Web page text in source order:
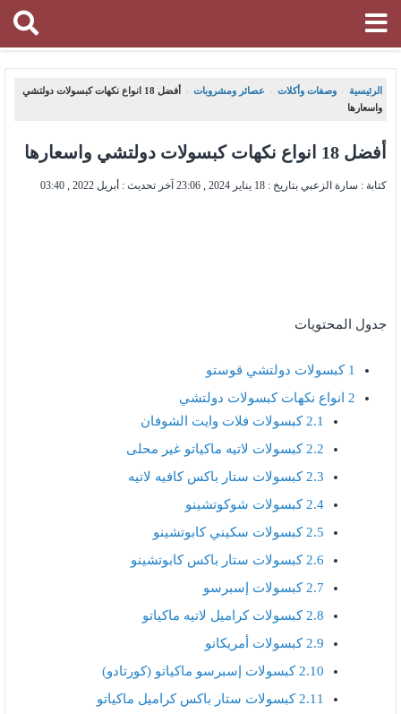
الرئيسية ، وصفات وأكلات ، عصائر ومشروبات ،
أفضل 18 انواع نكهات كبسولات دولتشي
واسعارها
أفضل 18 انواع نكهات كبسولات دولتشي واسعارها
كتابة : سارة الزعبي بتاريخ : 18 يناير 2024 , 23:06 آخر تحديث : أبريل 2022 , 03:40
جدول المحتويات
1 كبسولات دولتشي قوستو
2 انواع نكهات كبسولات دولتشي
2.1 كبسولات فلات وايت الشوفان
2.2 كبسولات لاتيه ماكياتو غير محلى
2.3 كبسولات ستار باكس كافيه لاتيه
2.4 كبسولات شوكوتشينو
2.5 كبسولات سكيني كابوتشينو
2.6 كبسولات ستار باكس كابوتشينو
2.7 كبسولات إسبرسو
2.8 كبسولات كراميل لاتيه ماكياتو
2.9 كبسولات أمريكانو
2.10 كبسولات إسبرسو ماكياتو (كورتادو)
2.11 كبسولات ستار باكس كراميل ماكياتو